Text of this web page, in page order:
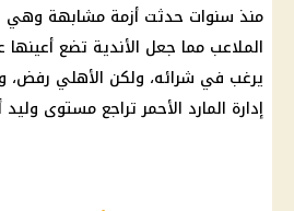
منذ سنوات حدثت أزمة مشابهة وهي
الملاعب مما جعل الأندية تضع أعينها
يرغب في شرائه، ولكن الأهلي رفض،
إدارة المارد الأحمر تراجع مستوى